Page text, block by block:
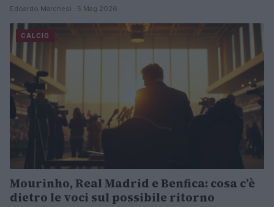
Edoardo Marchesi · 5 Mag 2026
CALCIO
Mourinho, Real Madrid e Benfica: cosa c’è
dietro le voci sul possibile ritorno